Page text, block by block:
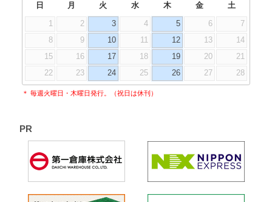
日 月 火 水 木 金 土
1 2 3 4 5 6
7
8
9 10 11 12 13
14
15
16 17 18 19 20
21
22
23 24 25 26 27 28
＊ 毎週火曜日・木曜日発行。（祝日は休刊）